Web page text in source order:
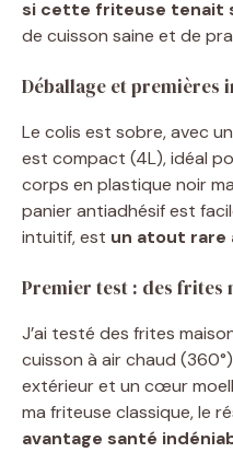
si cette friteuse tenait
de cuisson saine et de
Déballage et premières
Le colis est sobre, avec
est compact (4L), idéal
corps en plastique noir
panier antiadhésif est
intuitif, est un atout rare
Premier test : des frites
J’ai testé des frites
cuisson à air chaud
extérieur et un cœur
ma friteuse classique, le
avantage santé